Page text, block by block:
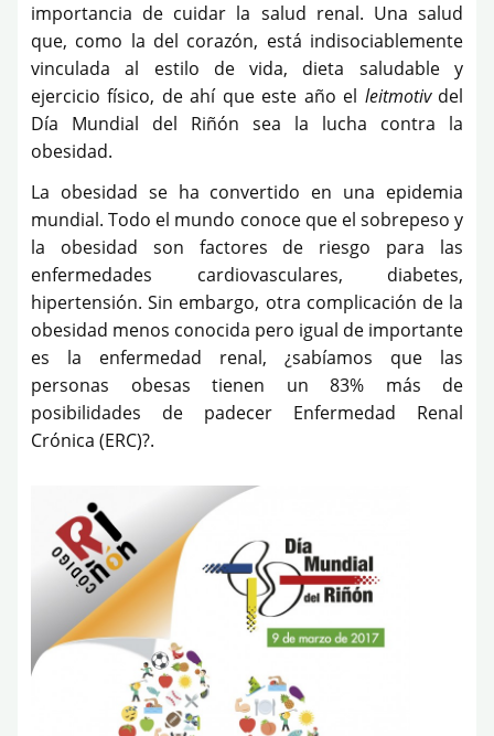
importancia de cuidar la salud renal. Una salud
que, como la del corazón, está indisociablemente
vinculada al estilo de vida, dieta saludable y
ejercicio físico, de ahí que este año el leitmotivdel
Día Mundial del Riñón sea la lucha contra la
obesidad.
La obesidad se ha convertido en una epidemia
mundial. Todo el mundo conoce que el sobrepeso y
la obesidad son factores de riesgo para las
enfermedades cardiovasculares, diabetes,
hipertensión. Sin embargo, otra complicación de la
obesidad menos conocida pero igual de importante
es la enfermedad renal, ¿sabíamos que las
personas obesas tienen un 83% más de
posibilidades de padecer Enfermedad Renal
Crónica (ERC)?.